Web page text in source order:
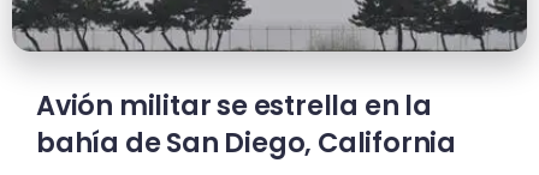
Avión militar se estrella en la
bahía de San Diego, California